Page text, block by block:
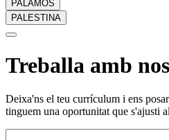
PALAMÓS
PALESTINA
Treballa amb
Deixa'ns el teu currículum i ens
tinguem una oportunitat que s'ajusti